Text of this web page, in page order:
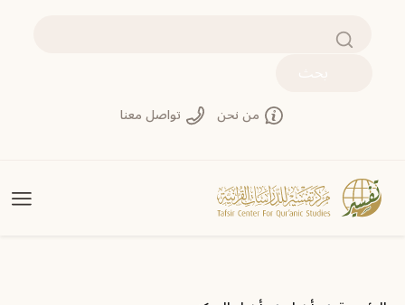
بحث
من نحن تواصل معنا